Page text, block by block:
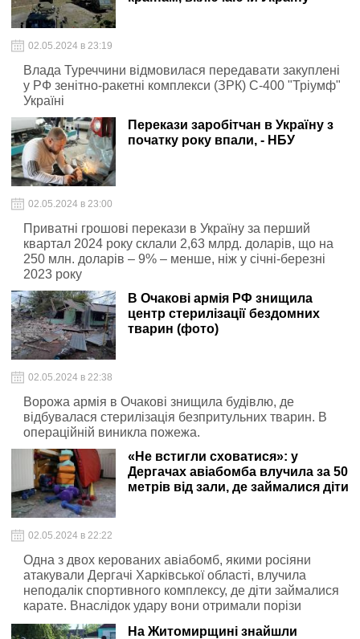
02.05.2024 в 23:19
Влада Туреччини відмовилася передавати закуплені
у РФ зенітно-ракетні комплекси (ЗРК) С-400 "Тріумф"
Україні
Перекази заробітчан в Україну з
початку року впали, - НБУ
02.05.2024 в 23:00
Приватні грошові перекази в Україну за перший
квартал 2024 року склали 2,63 млрд. доларів, що на
250 млн. доларів – 9% – менше, ніж у січні-березні
2023 року
В Очакові армія РФ знищила
центр стерилізації бездомних
тварин (фото)
02.05.2024 в 22:38
Ворожа армія в Очакові знищила будівлю, де
відбувалася стерилізація безпритульних тварин. В
операційній виникла пожежа.
«Не встигли сховатися»: у
Дергачах авіабомба влучила за 50
метрів від зали, де займалися діти
02.05.2024 в 22:22
Одна з двох керованих авіабомб, якими росіяни
атакували Дергачі Харківської області, влучила
неподалік спортивного комплексу, де діти займалися
карате. Внаслідок удару вони отримали порізи
кінцівок.
На Житомирщині знайшли